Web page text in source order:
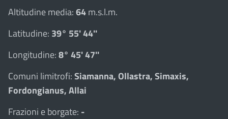
Altitudine media:64m.s.l.m.
Latitudine: 39° 55' 44''
Longitudine:8° 45' 47''
Comuni limitrofi:Siamanna, Ollastra, Simaxis,
Fordongianus, Allai
Frazioni e borgate: -